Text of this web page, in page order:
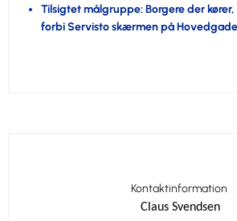
Tilsigtet målgruppe: Borgere der
forbi Servisto skærmen på
Kontaktinformation
Claus Svendsen